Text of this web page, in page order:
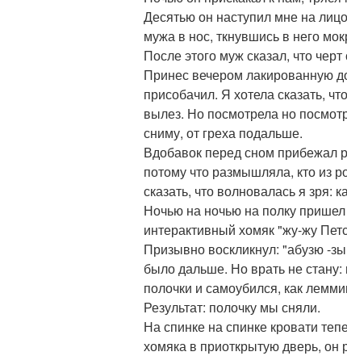
Десятью он наступил мне на
мужа в нос, ткнувшись в него
После этого муж сказал, что
Принес вечером лакированную
присобачил. Я хотела сказать,
вылез. Но посмотрела но
сниму, от греха подальше.
Вдобавок перед сном прибежал
потому что размышляла, кто из
сказать, что волновалась я зря:
Ночью на ночью на полку пришел
интерактивный хомяк "жу-жу
Призывно воскликнул: "абузю -
было дальше. Но врать не
полочки и самоубился, как
Результат: полочку мы сняли.
На спинке на спинке кровати
хомяка в приоткрытую дверь, он